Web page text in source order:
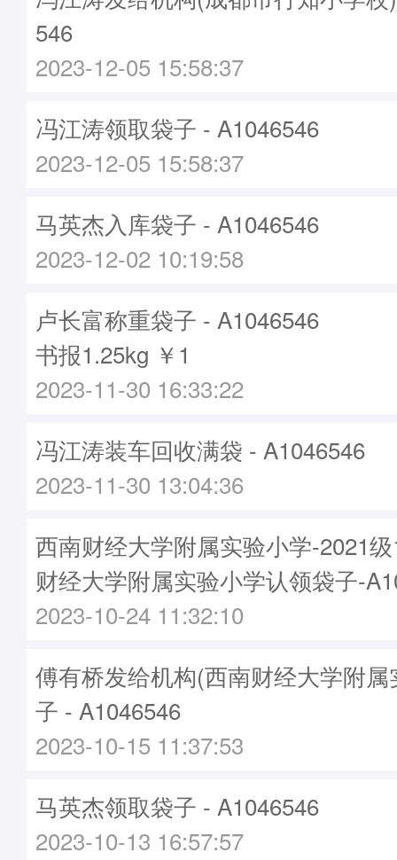
546
2023-12-05 15:58:37
冯江涛领取袋子 - A1046546
2023-12-05 15:58:37
马英杰入库袋子 - A1046546
2023-12-02 10:19:58
卢长富称重袋子 - A1046546
书报1.25kg ￥1
2023-11-30 16:33:22
冯江涛装车回收满袋 - A1046546
2023-11-30 13:04:36
西南财经大学附属实验小学-2021
财经大学附属实验小学认领袋子-
2023-10-24 11:32:10
傅有桥发给机构(西南财经大学附
子 - A1046546
2023-10-15 11:37:53
马英杰领取袋子 - A1046546
2023-10-13 16:57:57